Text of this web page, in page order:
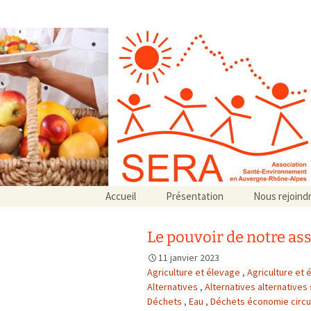
Aller
au
Accueil Présentation
Associations partenaires
Associations adhérentes
Nous
Le pouvoir de notre
11 janvier 2023
Agriculture et élevage , Agriculture et
Alternatives , Alternatives alternatives
Déchets , Eau , Déchets économie